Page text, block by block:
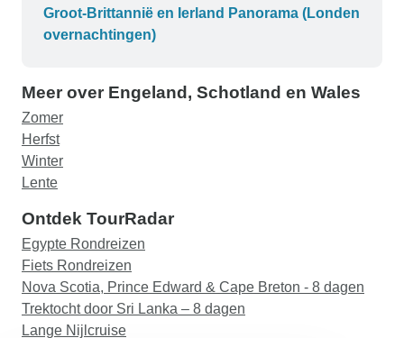
Groot-Brittannië en Ierland Panorama (Londen
overnachtingen)
Meer over Engeland, Schotland en Wales
Zomer
Herfst
Winter
Lente
Ontdek TourRadar
Egypte Rondreizen
Fiets Rondreizen
Nova Scotia, Prince Edward & Cape Breton - 8 dagen
Trektocht door Sri Lanka – 8 dagen
Lange Nijlcruise